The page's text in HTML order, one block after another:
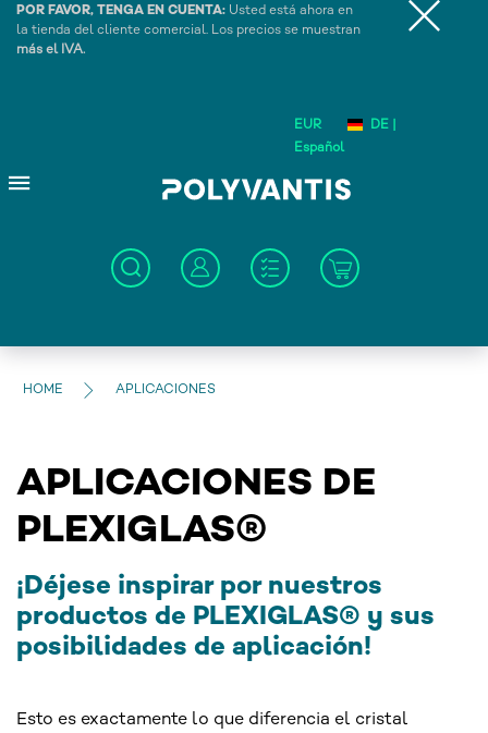
POR FAVOR, TENGA EN CUENTA: Usted está ahora en
la tienda del cliente comercial. Los precios se muestran
más el IVA.
EUR
DE |
Español
HOME APLICACIONES
APLICACIONES DE
PLEXIGLAS®
¡Déjese inspirar por nuestros
productos de PLEXIGLAS® y sus
posibilidades de aplicación!
Esto es exactamente lo que diferencia el cristal